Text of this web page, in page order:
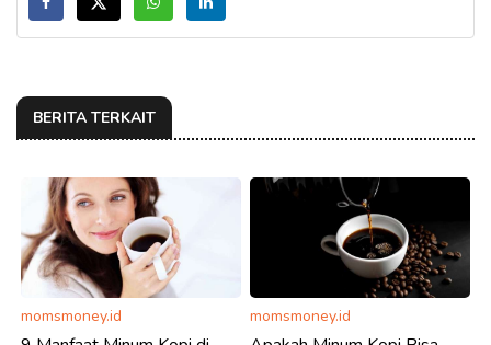
BERITA TERKAIT
momsmoney.id momsmoney.id